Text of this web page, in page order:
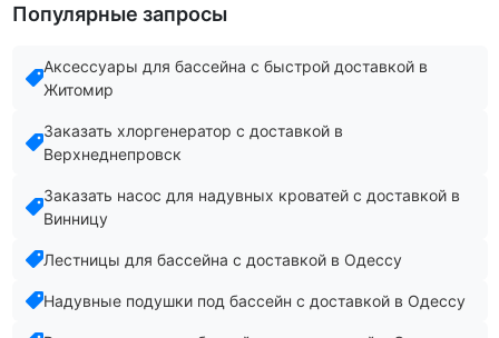
Популярные запросы
Аксессуары для бассейна с быстрой доставкой в
Житомир
Заказать хлоргенератор с доставкой в
Верхнеднепровск
Заказать насос для надувных кроватей с доставкой в
Винницу
Лестницы для бассейна с доставкой в Одессу
Надувные подушки под бассейн с доставкой в Одессу